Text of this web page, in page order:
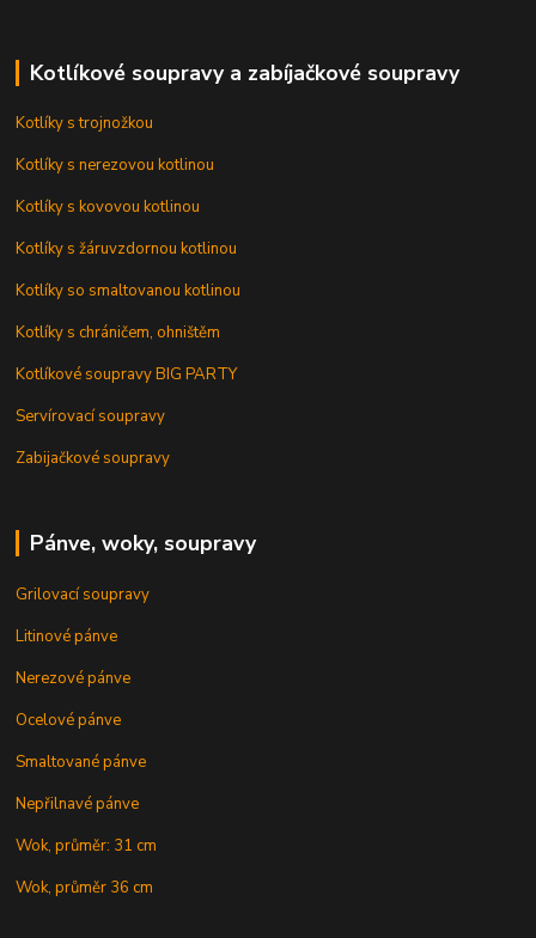
Kotlíkové soupravy a zabíjačkové soupravy
Kotlíky s trojnožkou
Kotlíky s nerezovou kotlinou
Kotlíky s kovovou kotlinou
Kotlíky s žáruvzdornou kotlinou
Kotlíky so smaltovanou kotlinou
Kotlíky s chráničem, ohništěm
Kotlíkové soupravy BIG PARTY
Servírovací soupravy
Zabijačkové soupravy
Pánve, woky, soupravy
Grilovací soupravy
Litinové pánve
Nerezové pánve
Ocelové pánve
Smaltované pánve
Nepřilnavé pánve
Wok, průměr: 31 cm
Wok, průměr 36 cm